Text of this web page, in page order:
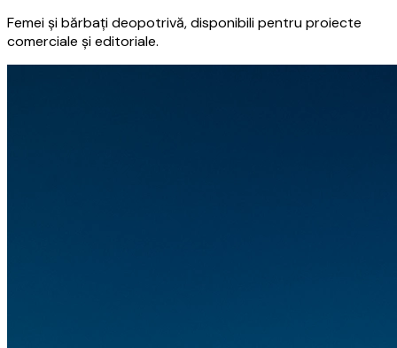
Femei și bărbați deopotrivă, disponibili pentru proiecte
comerciale și editoriale.